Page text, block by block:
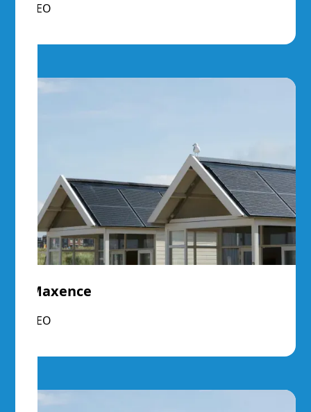
CEO
Maxence
CEO